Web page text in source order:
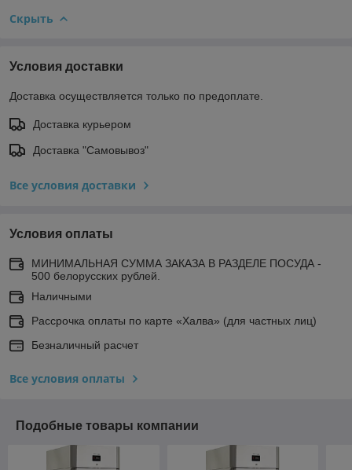
Скрыть
Условия доставки
Доставка осуществляется только по предоплате.
Доставка курьером
Доставка "Самовывоз"
Все условия доставки
Условия оплаты
МИНИМАЛЬНАЯ СУММА ЗАКАЗА В РАЗДЕЛЕ ПОСУДА -
500 белорусских рублей.
Наличными
Рассрочка оплаты по карте «Халва» (для частных лиц)
Безналичный расчет
Все условия оплаты
Подобные товары компании